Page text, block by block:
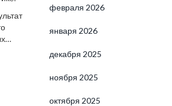
февраля 2026
января 2026
декабря 2025
ноября 2025
октября 2025